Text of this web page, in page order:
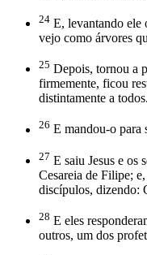
24 E, levantando ele
vejo como árvores
25 Depois, tornou a
firmemente, ficou
distintamente a todos.
26 E mandou-o para
27 E saiu Jesus e os
Cesareia de Filipe;
discípulos, dizendo:
28 E eles
outros, um dos